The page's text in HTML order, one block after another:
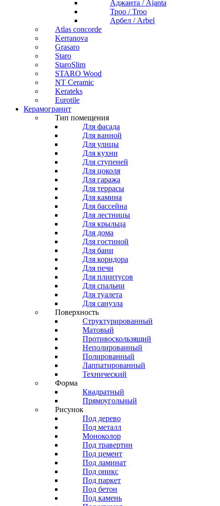
Аджанта / Ajanta
Троо / Troo
Арбел / Arbel
Atlas concorde
Kerranova
Grasaro
Staro
StaroSlim
STARO Wood
NT Ceramic
Kerateks
Eurotile
Керамогранит
Тип помещения
Для фасада
Для ванной
Для улицы
Для кухни
Для ступеней
Для цоколя
Для гаража
Для террасы
Для камина
Для бассейна
Для лестницы
Для крыльца
Для дома
Для гостиной
Для бани
Для коридора
Для печи
Для плинтусов
Для спальни
Для туалета
Для санузла
Поверхность
Структурированный
Матовый
Противоскользящий
Неполированный
Полированный
Лаппатированный
Технический
Форма
Квадратный
Прямоугольный
Рисунок
Под дерево
Под металл
Моноколор
Под травертин
Под цемент
Под ламинат
Под оникс
Под паркет
Под бетон
Под камень